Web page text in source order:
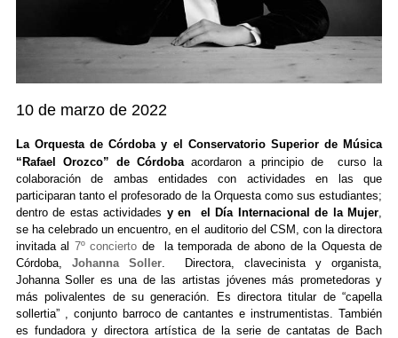
10 de marzo de 2022
La Orquesta de Córdoba y el Conservatorio Superior de Música
“Rafael Orozco” de Córdobaacordaron a principio de curso la
colaboración de ambas entidades con actividades en las que
participaran tanto el profesorado de la Orquesta como sus estudiantes;
dentro de estas actividades y en el Día Internacional de la Mujer
se ha celebrado un encuentro, en el auditorio del CSM, con la directora
invitada al 7º concierto de la temporada de abono de la Oquesta de
Córdoba, Johanna Soller. Directora, clavecinista y organista,
Johanna Soller es una de las artistas jóvenes más prometedoras y
más polivalentes de su generación. Es directora titular de “capella
sollertia” , conjunto barroco de cantantes e instrumentistas. También
es fundadora y directora artística de la serie de cantatas de Bach